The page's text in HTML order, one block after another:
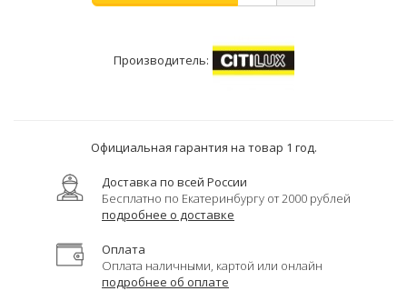
Производитель:
Официальная гарантия на товар 1 год.
Доставка по всей России
Бесплатно по Екатеринбургу от 2000 рублей
подробнее о доставке
Оплата
Оплата наличными, картой или онлайн
подробнее об оплате